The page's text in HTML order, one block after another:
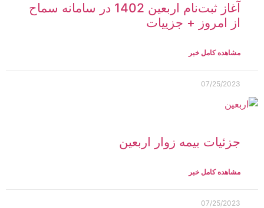
آغاز ثبت‌نام اربعین 1402 در سامانه سماح
از امروز + جزییات
مشاهده کامل خبر
07/25/2023
جزئیات بیمه زوار اربعین
مشاهده کامل خبر
07/25/2023